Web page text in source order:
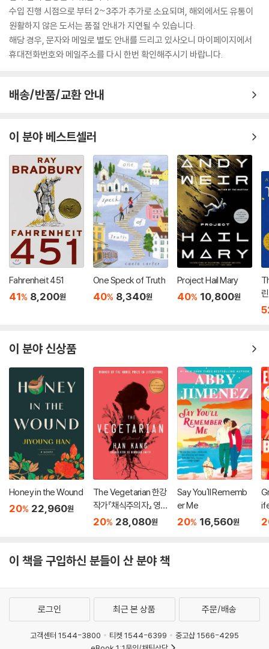
수입 진행 시점으로 부터 2~3주가 추가로 소요되며, 해외에서도 유통이
원활하지 않은 도서는 품절 안내가 지연될 수 있습니다.
해당 경우, 문자와 메일로 별도 안내를 드리고 있사오니 마이페이지에서
휴대전화번호와 메일주소를 다시 한번 확인해주시기 바랍니다.
배송/반품/교환 안내
이 분야 베스트셀러
Fahrenheit 451
41% 8,200원
One Speck of Truth
40% 8,340원
Project Hail Mary
40% 10,800원
이 분야 신상품
Honey in the Wound
20% 22,960원
The Vegetarian 한강
작가『채식주의자』 영문
판 (미국판)
20% 28,080원
Say You'll Rememb
er Me
20% 16,560원
이 책을 구입하신 분들이 산 분야 책
로그인 최근 본 상품 주문/배송
고객센터 1544-3800 티켓 1544-6399
중고샵 1566-4295